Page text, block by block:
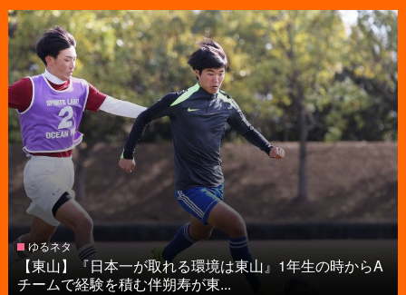
ゆるネタ
【東山】『日本一が取れる環境は東山』1年生の時からA
チームで経験を積む伴朔寿が東...